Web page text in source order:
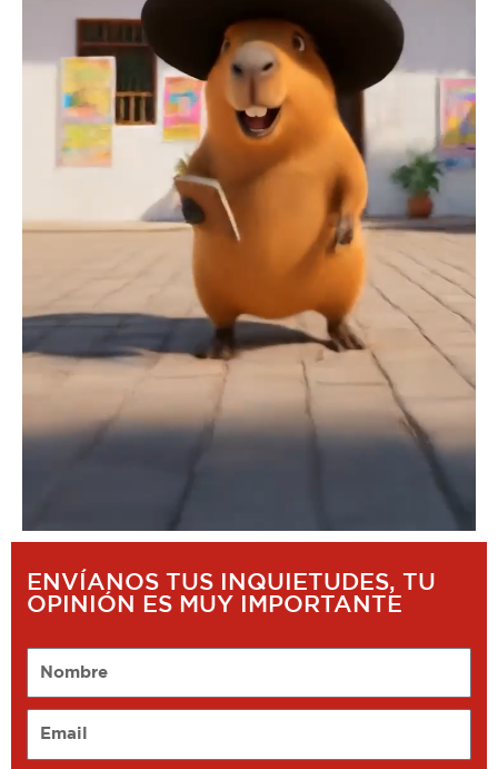
ENVÍANOS TUS INQUIETUDES, TU
OPINIÓN ES MUY IMPORTANTE